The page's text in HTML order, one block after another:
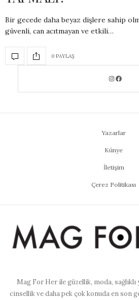
Bir gecede daha beyaz dişlere sahip
güvenli, can acıtmayan ve etkili…
0 PAYLAŞ
Yazarlar
Künye
İletişim
Çerez Politikası
Mag For Her ile güzellik, moda, sağlıklı
cinsellik ve daha pek çok konuda en son